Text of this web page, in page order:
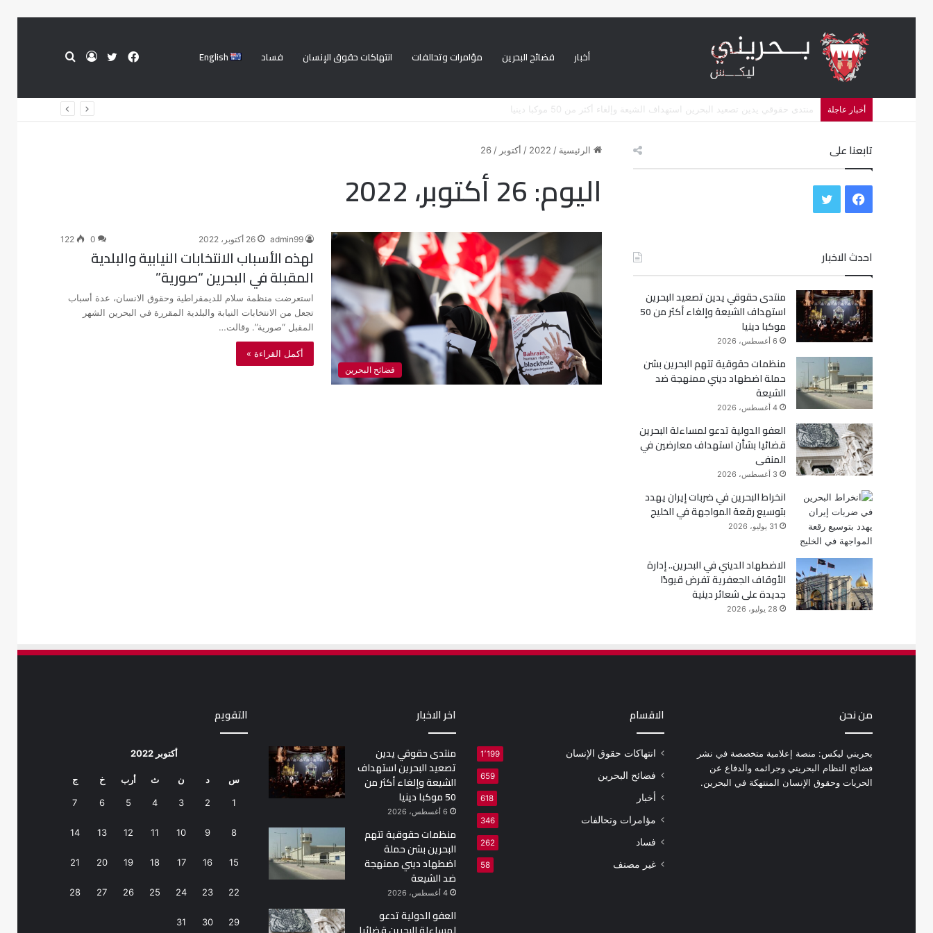
أخبار فضائح البحرين مؤامرات وتحالفات انتهاكات حقوق الإنسان فساد English بحثتسجيل تويتر
فيسبوك
أخبار عاجلة منظمات حقوقية تتهم البحرين بشن حملة اضطهاد ديني ممنهجة ضد الشيعة
الرئيسية /
2022
/ أكتوبر /
26
اليوم:26 أكتوبر، 2022
فضائح البحرين
admin99 26 أكتوبر، 2022 0
122
لهذه الأسباب الانتخابات النيابية والبلدية
المقبلة في البحرين “صورية”
استعرضت منظمة سلام للديمقراطية وحقوق الانسان، عدة أسباب
تجعل من الانتخابات النيابة والبلدية المقررة في البحرين الشهر
المقبل “صورية”. وقالت…
أكمل القراءة »
تابعنا على
س
و
ك
ر
احدث الاخبار
منتدى حقوقي يدين تصعيد البحرين
استهداف الشيعة وإلغاء أكثر من 50
موكبا دينيا
6 أغسطس، 2026
منظمات حقوقية تتهم البحرين بشن
حملة اضطهاد ديني ممنهجة ضد
الشيعة
4 أغسطس، 2026
العفو الدولية تدعو لمساءلة البحرين
قضائيا بشأن استهداف معارضين في
المنفى
3 أغسطس، 2026
انخراط البحرين في ضربات إيران يهدد
بتوسيع رقعة المواجهة في الخليج
31 يوليو، 2026
الاضطهاد الديني في البحرين.. إدارة
الأوقاف الجعفرية تفرض قيودًا
جديدة على شعائر دينية
28 يوليو، 2026
من نحن
بحريني ليكس: منصة إعلامية متخصصة في نشر
فضائح النظام البحريني وجرائمه والدفاع عن
الحريات وحقوق الإنسان المنتهكة في البحرين.
الاقسام
انتهاكات حقوق الإنسان 1٬199
فضائح البحرين 659
أخبار 618
مؤامرات وتحالفات 346
فساد 262
غير مصنف 58
اخر الاخبار
منتدى حقوقي يدين
تصعيد البحرين استهداف
الشيعة وإلغاء أكثر من
50 موكبا دينيا
6 أغسطس، 2026
منظمات حقوقية تتهم
البحرين بشن حملة
اضطهاد ديني ممنهجة
ضد الشيعة
4 أغسطس، 2026
العفو الدولية تدعو
التقويم
أكتوبر 2022
س د ن ث أرب خ ج
1
2
3
4
5
6
7
8
9
10
11
12
13
14
15
16
17
18
19
20
21
22
23
24
25
26
27
28
29
30
31